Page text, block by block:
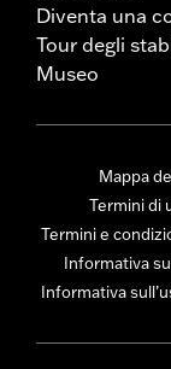
Diventa una
Tour degli
Museo
Mappa
Termini di
Termini e
Informativa
Informativa